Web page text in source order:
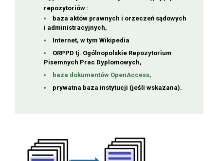
repozytoriów :
baza aktów prawnych i orzeczeń sądowych
i administracyjnych,
Internet, w tym Wikipedia
ORPPD tj. Ogólnopolskie Repozytorium
Pisemnych Prac Dyplomowych,
baza dokumentów OpenAccess,
prywatna baza instytucji (jeśli wskazana).